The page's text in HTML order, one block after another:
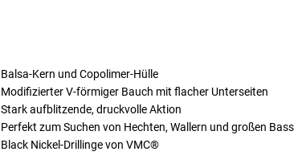
Balsa-Kern und Copolimer-Hülle
Modifizierter V-förmiger Bauch mit flacher Unterseiten
Stark aufblitzende, druckvolle Aktion
Perfekt zum Suchen von Hechten, Wallern und großen Bass
Black Nickel-Drillinge von VMC®